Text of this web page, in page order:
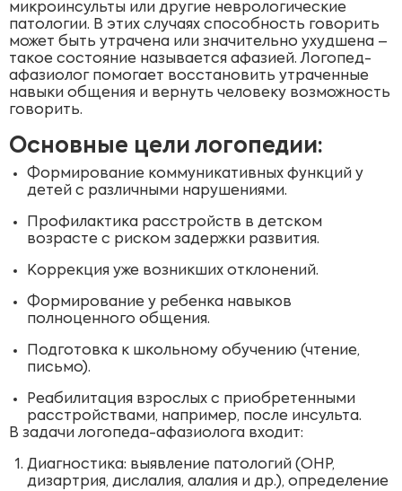
микроинсульты или другие неврологические
патологии. В этих случаях способность говорить
может быть утрачена или значительно ухудшена –
такое состояние называется афазией. Логопед-
афазиолог помогает восстановить утраченные
навыки общения и вернуть человеку возможность
говорить.
Основные цели логопедии:
Формирование коммуникативных функций у
детей с различными нарушениями.
Профилактика расстройств в детском
возрасте с риском задержки развития.
Коррекция уже возникших отклонений.
Формирование у ребенка навыков
полноценного общения.
Подготовка к школьному обучению (чтение,
письмо).
Реабилитация взрослых с приобретенными
расстройствами, например, после инсульта.
В задачи логопеда-афазиолога входит:
Диагностика: выявление патологий (ОНР,
дизартрия, дислалия, алалия и др.), определение